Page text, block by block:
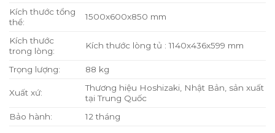
Kích thước tổng
thể:
1500x600x850 mm
Kích thước
trong lòng:
Kích thước lòng tủ : 1140x436x599 mm
Trọng lượng: 88 kg
Xuất xứ:
Thương hiệu Hoshizaki, Nhật Bản, sản xuất
tại Trung Quốc
Bảo hành:
12 tháng